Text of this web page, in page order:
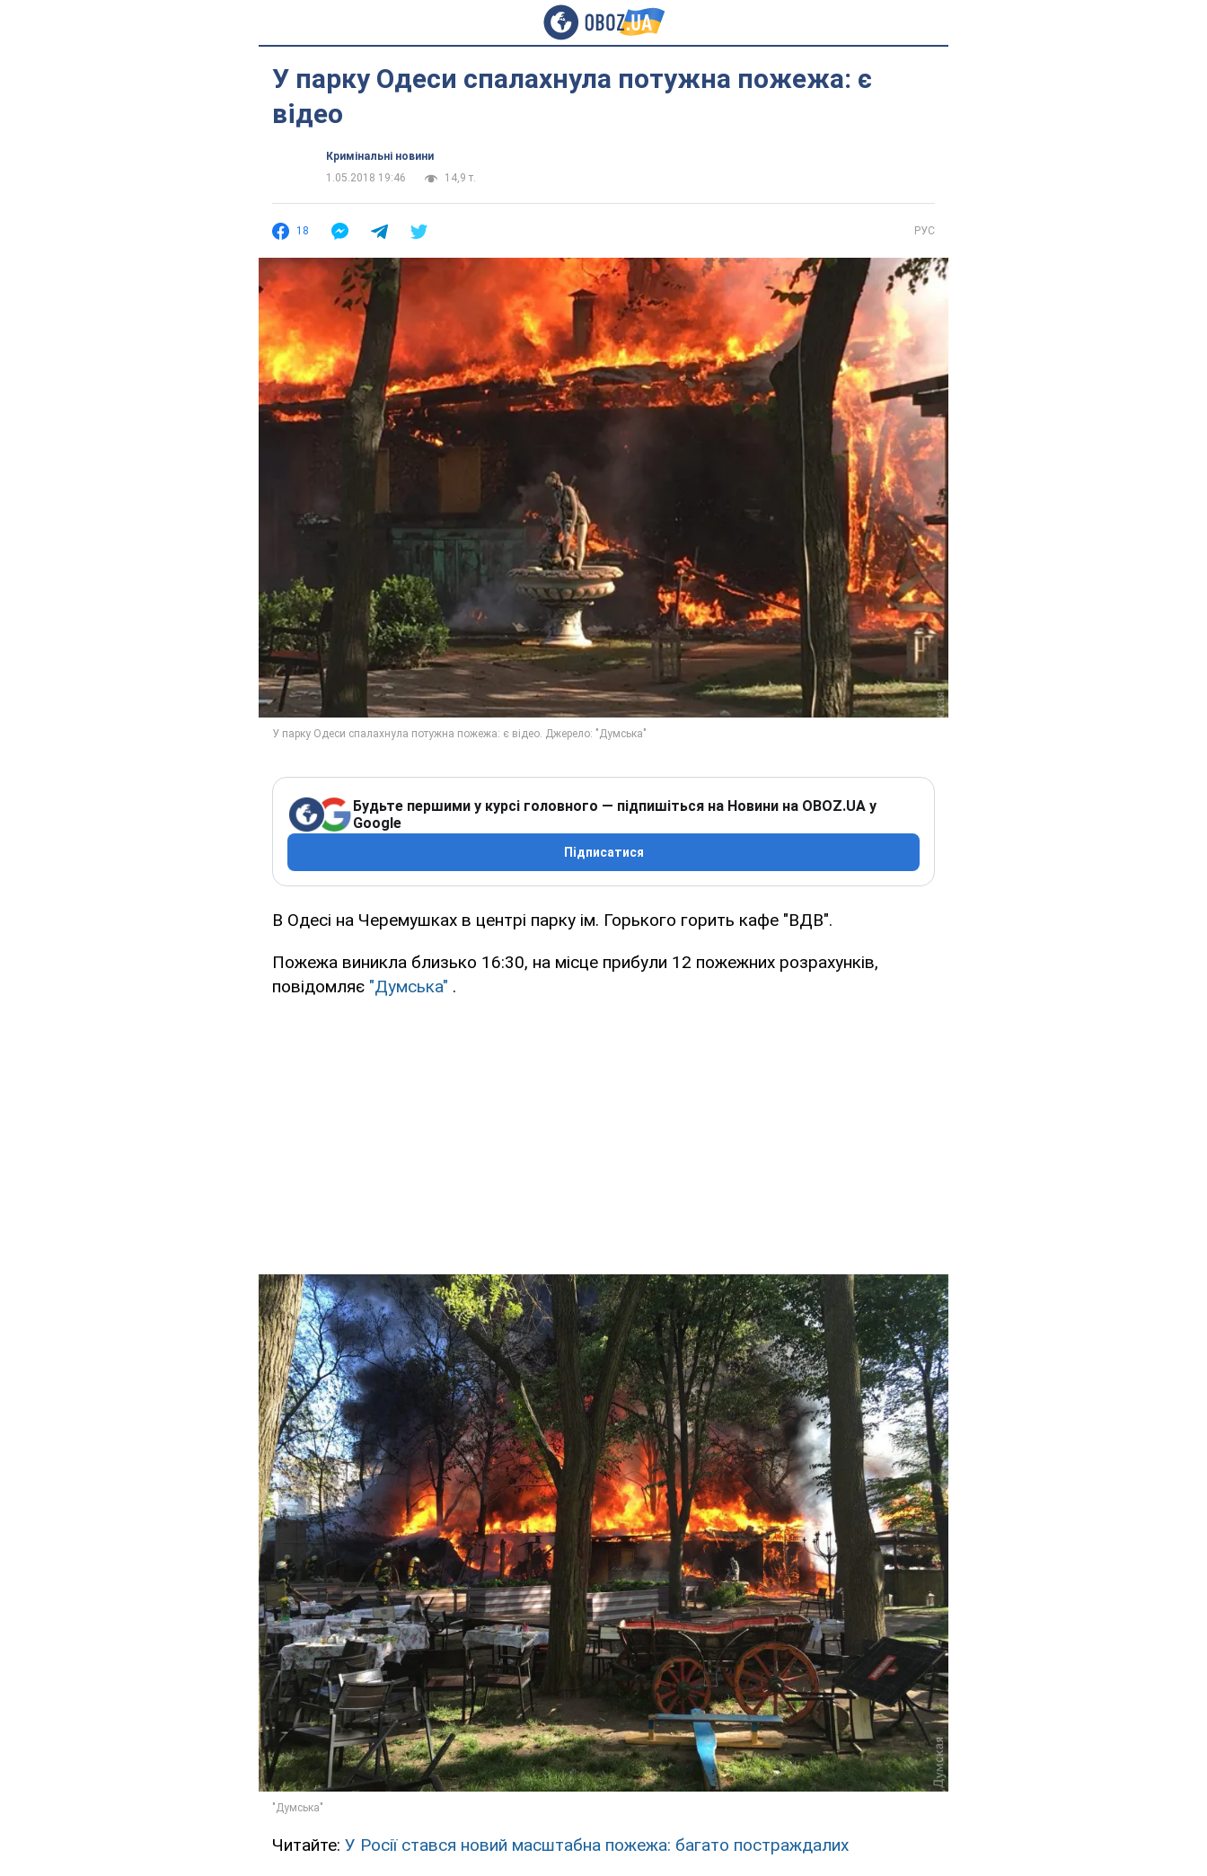
У парку Одеси спалахнула потужна пожежа: є
відео
Кримінальні новини
1.05.2018 19:46
14,9 т.
18 РУС
Будьте першими у курсі головного — підпишіться на Новини на OBOZ.UA у
Google
Підписатися
В Одесі на Черемушках в центрі парку ім. Горького горить кафе "ВДВ".
Пожежа виникла близько 16:30, на місце прибули 12 пожежних розрахунків,
повідомляє "Думська" .
Читайте: У Росії стався новий масштабна пожежа: багато постраждалих